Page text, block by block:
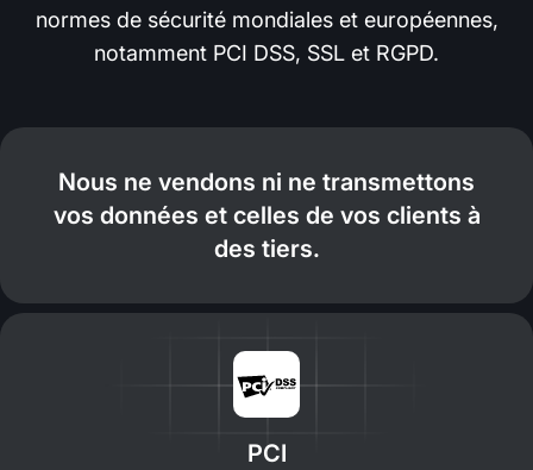
normes de sécurité mondiales et européennes,
notamment PCI DSS, SSL et RGPD.
Nous ne vendons ni ne transmettons
vos données et celles de vos clients à
des tiers.
PCI